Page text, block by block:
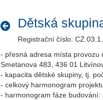
Dětská
Registrační číslo:
- přesná adresa místa provozu
Smetanova 483, 436 01
- kapacita dětské skupiny, tj.
- celkový harmonogram
- harmonogram fáze